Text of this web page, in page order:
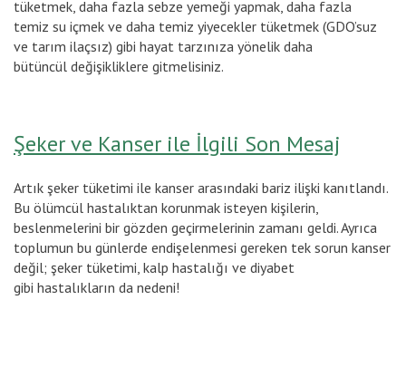
tüketmek, daha fazla sebze yemeği yapmak, daha fazla
temiz su içmek ve daha temiz yiyecekler tüketmek (GDO’suz
ve tarım ilaçsız) gibi hayat tarzınıza yönelik daha
bütüncül değişikliklere gitmelisiniz.
Şeker ve Kanser ile İlgili Son Mesaj
Artık şeker tüketimi ile kanser arasındaki bariz ilişki kanıtlandı.
Bu ölümcül hastalıktan korunmak isteyen kişilerin,
beslenmelerini bir gözden geçirmelerinin zamanı geldi. Ayrıca
toplumun bu günlerde endişelenmesi gereken tek sorun kanser
değil; şeker tüketimi, kalp hastalığı ve diyabet
gibi hastalıkların da nedeni!